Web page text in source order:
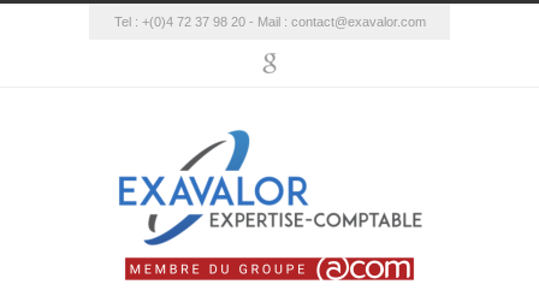
Tel : +(0)4 72 37 98 20 - Mail : contact@exavalor.com